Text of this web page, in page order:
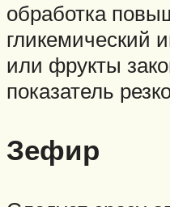
обработка
гликемический
или фрукты
показатель
Зефир